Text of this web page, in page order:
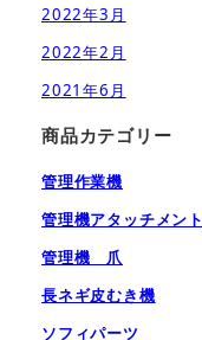
2022年3月
2022年2月
2021年6月
商品カテゴリー
管理作業機
管理機アタッチメント
管理機 爪
長ネギ皮むき機
ソフィパーツ